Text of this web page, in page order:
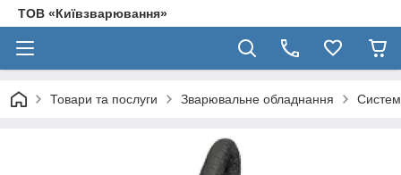
ТОВ «Київзварювання»
Товари та послуги Зварювальне обладнання